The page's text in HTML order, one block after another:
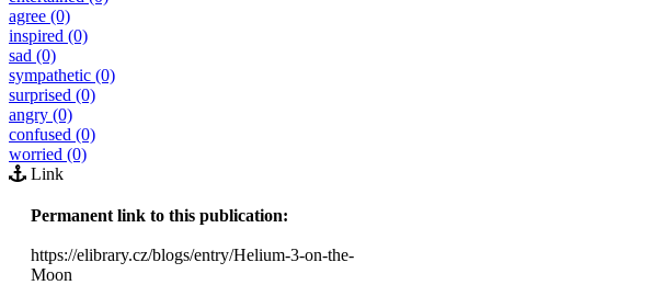
agree (0)
inspired (0)
sad (0)
sympathetic (0)
surprised (0)
angry (0)
confused (0)
worried (0)
Link
Permanent link to this publication:
https://elibrary.cz/blogs/entry/Helium-3-on-the-
Moon